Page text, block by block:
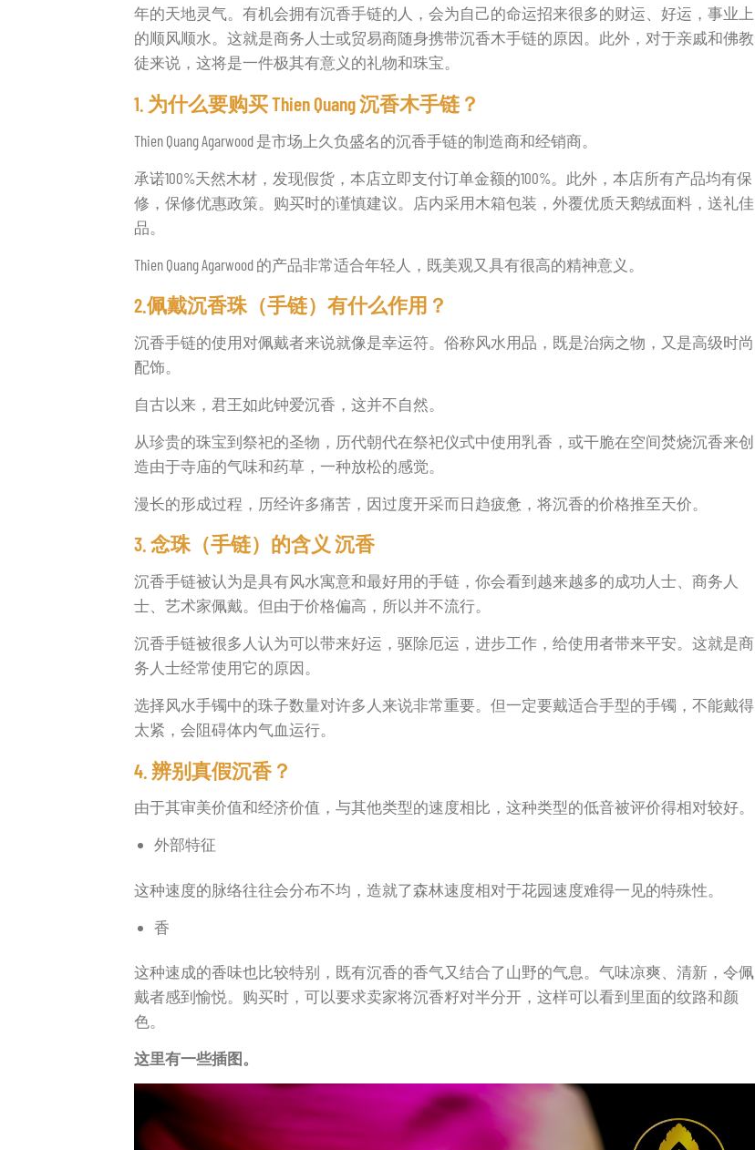
年的天地灵气。有机会拥有沉香手链的人，会为自己的命运招来很多的财运、好运，事业上
的顺风顺水。这就是商务人士或贸易商随身携带沉香木手链的原因。此外，对于亲戚和佛教
徒来说，这将是一件极其有意义的礼物和珠宝。
1. 为什么要购买 Thien Quang 沉香木手链？
Thien Quang Agarwood 是市场上久负盛名的沉香手链的制造商和经销商。
承诺100%天然木材，发现假货，本店立即支付订单金额的100%。此外，本店所有产品均有保
修，保修优惠政策。购买时的谨慎建议。店内采用木箱包装，外覆优质天鹅绒面料，送礼佳
品。
Thien Quang Agarwood 的产品非常适合年轻人，既美观又具有很高的精神意义。
2.佩戴沉香珠（手链）有什么作用？
沉香手链的使用对佩戴者来说就像是幸运符。俗称风水用品，既是治病之物，又是高级时尚
配饰。
自古以来，君王如此钟爱沉香，这并不自然。
从珍贵的珠宝到祭祀的圣物，历代朝代在祭祀仪式中使用乳香，或干脆在空间焚烧沉香来创
造由于寺庙的气味和药草，一种放松的感觉。
漫长的形成过程，历经许多痛苦，因过度开采而日趋疲惫，将沉香的价格推至天价。
3. 念珠（手链）的含义 沉香
沉香手链被认为是具有风水寓意和最好用的手链，你会看到越来越多的成功人士、商务人
士、艺术家佩戴。但由于价格偏高，所以并不流行。
沉香手链被很多人认为可以带来好运，驱除厄运，进步工作，给使用者带来平安。这就是商
务人士经常使用它的原因。
选择风水手镯中的珠子数量对许多人来说非常重要。但一定要戴适合手型的手镯，不能戴得
太紧，会阻碍体内气血运行。
4. 辨别真假沉香？
由于其审美价值和经济价值，与其他类型的速度相比，这种类型的低音被评价得相对较好。
外部特征
这种速度的脉络往往会分布不均，造就了森林速度相对于花园速度难得一见的特殊性。
香
这种速成的香味也比较特别，既有沉香的香气又结合了山野的气息。气味凉爽、清新，令佩
戴者感到愉悦。购买时，可以要求卖家将沉香籽对半分开，这样可以看到里面的纹路和颜
色。
这里有一些插图。